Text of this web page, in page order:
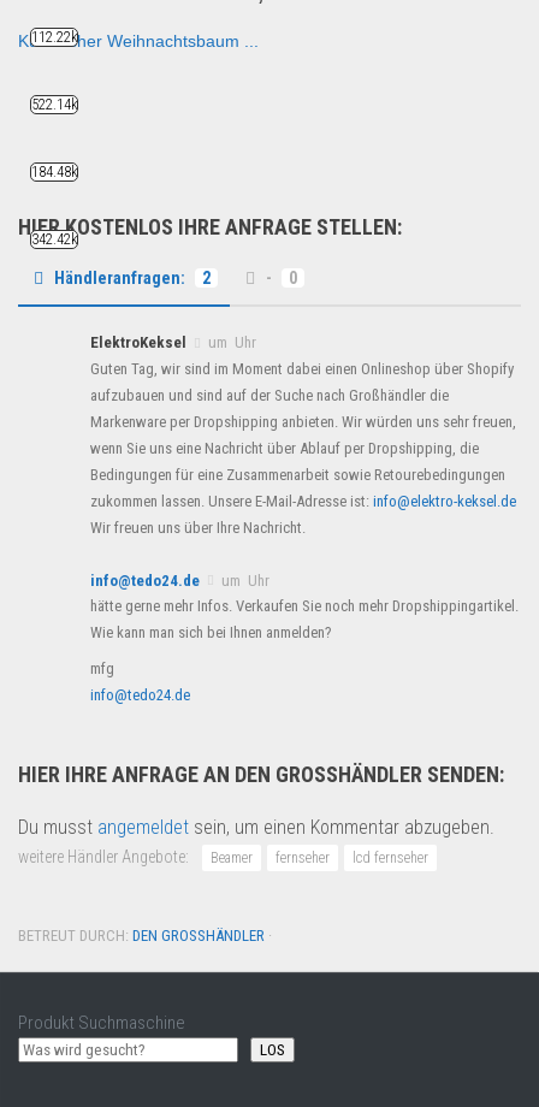
Künstlicher Weihnachtsbaum ...
HIER KOSTENLOS IHRE ANFRAGE STELLEN:
Händleranfragen: 2 - 0
ElektroKeksel
um Uhr
Guten Tag, wir sind im Moment dabei einen Onlineshop über Shopify
aufzubauen und sind auf der Suche nach Großhändler die
Markenware per Dropshipping anbieten. Wir würden uns sehr freuen,
wenn Sie uns eine Nachricht über Ablauf per Dropshipping, die
Bedingungen für eine Zusammenarbeit sowie Retourebedingungen
zukommen lassen. Unsere E-Mail-Adresse ist: info@elektro-keksel.de
Wir freuen uns über Ihre Nachricht.
info@tedo24.de
um Uhr
hätte gerne mehr Infos. Verkaufen Sie noch mehr Dropshippingartikel.
Wie kann man sich bei Ihnen anmelden?
mfg
info@tedo24.de
HIER IHRE ANFRAGE AN DEN GROSSHÄNDLER SENDEN:
Du musst angemeldet sein, um einen Kommentar abzugeben.
weitere Händler Angebote: Beamer fernseher lcd fernseher
BETREUT DURCH: DEN GROSSHÄNDLER ·
Produkt Suchmaschine
LOS
112.22k
522.14k
184.48k
342.42k